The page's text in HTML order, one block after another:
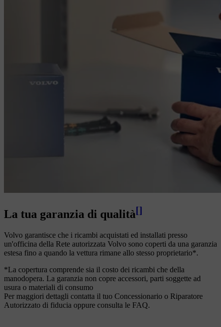
La tua garanzia di qualità[]
Volvo garantisce che i ricambi acquistati ed installati presso
un'officina della Rete autorizzata Volvo sono coperti da una garanzia
estesa fino a quando la vettura rimane allo stesso proprietario*.
*La copertura comprende sia il costo dei ricambi che della
manodopera. La garanzia non copre accessori, parti soggette ad
usura o materiali di consumo
Per maggiori dettagli contatta il tuo Concessionario o Riparatore
Autorizzato di fiducia oppure consulta le FAQ.